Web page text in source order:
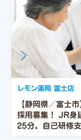
【静岡県／富士
採用募集！
JR身
25分。自己研修
レモン薬局 富士店